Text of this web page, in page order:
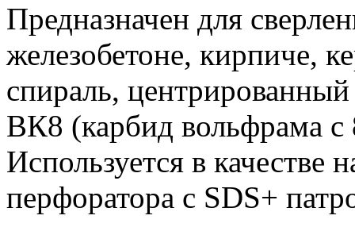
Предназначен для
железобетоне, кирпиче,
спираль,
ВК8 (карбид вольфрама с
Используется в качестве
перфоратора с SDS+